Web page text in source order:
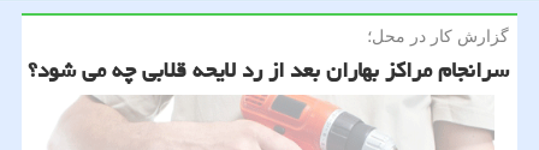
گزارش كار در محل؛
سرانجام مراكز بهاران بعد از رد لایحه قلابی چه می شود؟